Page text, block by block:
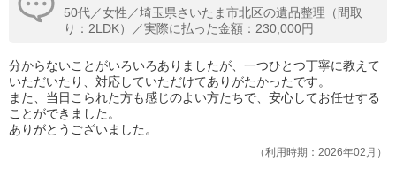
50代／女性／埼玉県さいたま市北区の遺品整理（間取
り：2LDK）／実際に払った金額：230,000円
分からないことがいろいろありましたが、一つひとつ丁寧に教えて
いただいたり、対応していただけてありがたかったです。
また、当日こられた方も感じのよい方たちで、安心してお任せする
ことができました。
ありがとうございました。
利用時期：2026年02月